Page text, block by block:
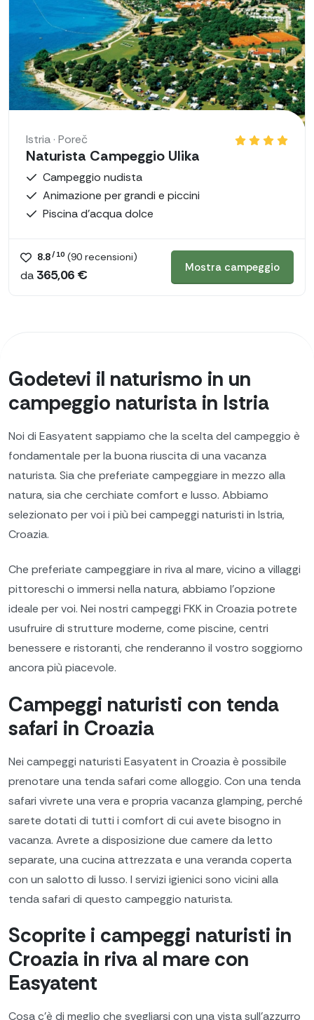
Istria · Poreč
Naturista Campeggio Ulika
Campeggio nudista
Animazione per grandi e piccini
Piscina d'acqua dolce
8.8/ 10 (90 recensioni)
da 365,06 € Mostra campeggio
Godetevi il naturismo in un
campeggio naturista in Istria
Noi di Easyatent sappiamo che la scelta del campeggio è
fondamentale per la buona riuscita di una vacanza
naturista. Sia che preferiate campeggiare in mezzo alla
natura, sia che cerchiate comfort e lusso. Abbiamo
selezionato per voi i più bei campeggi naturisti in Istria,
Croazia.
Che preferiate campeggiare in riva al mare, vicino a villaggi
pittoreschi o immersi nella natura, abbiamo l'opzione
ideale per voi. Nei nostri campeggi FKK in Croazia potrete
usufruire di strutture moderne, come piscine, centri
benessere e ristoranti, che renderanno il vostro soggiorno
ancora più piacevole.
Campeggi naturisti con tenda
safari in Croazia
Nei campeggi naturisti Easyatent in Croazia è possibile
prenotare una tenda safari come alloggio. Con una tenda
safari vivrete una vera e propria vacanza glamping, perché
sarete dotati di tutti i comfort di cui avete bisogno in
vacanza. Avrete a disposizione due camere da letto
separate, una cucina attrezzata e una veranda coperta
con un salotto di lusso. I servizi igienici sono vicini alla
tenda safari di questo campeggio naturista.
Scoprite i campeggi naturisti in
Croazia in riva al mare con
Easyatent
Cosa c'è di meglio che svegliarsi con una vista sull'azzurro